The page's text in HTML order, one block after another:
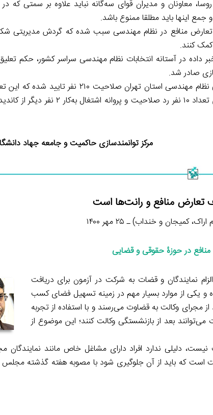
معاونان و مدیران قوای سه‌گانه نباید علاوه بر سمتی که
اینها باید مطلقا ممنوع باشد.
منافع در نظام مهندسی سبب شده که گردش مدیریتی
کنند.
داده در آستانه انتخابات نظام مهندسی سراسر کشور، حکم
صادر شد.
خبرگزاری صدای مهندسان ایران خبر داده در انتخابات هیئت اجرایی نظام مهندسی استان
با لیست قبلی تایید صلاحیت شده‌ها ۲۱ نفر کمتر شده است. از این تعداد ۱۰
مرکز توانمندسازی حاکمیت و جامعه جهاد دانشگاهی ۱ آبان
منافع و رانت‌ها است
کمیجان و خنداب) ـ ۲۵ مهر ۱۴۰۰
در حوزۀ حقوقی و قضایی
نمایندگان و قضات به شرکت در آزمون برای دریافت
و یکی از موارد بسیار مهم در زمینه تسهیل فضای کسب
مجرای وکالت به قضاوت می‌رسند و با استفاده از تجربه
بعد از بازنشستگی وکالت کنند؛ این موضوع از
دلیلی ندارد افراد دارای مشاغل خاص مانند نمایندگان
است که باید از آن جلوگیری شود با مصوبه هفته گذشته